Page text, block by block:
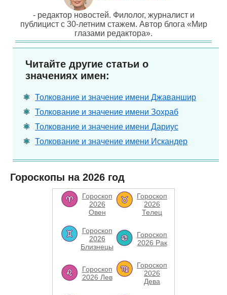
- редактор новостей. Филолог, журналист и
публицист с 30-летним стажем. Автор блога «Мир
глазами редактора».
Читайте другие статьи о
значениях имен:
Толкование и значение имени Джаваншир
Толкование и значение имени Зохраб
Толкование и значение имени Дариус
Толкование и значение имени Искандер
Гороскопы на 2026 год
Гороскоп
2026
Овен
Гороскоп
2026
Телец
Гороскоп
2026
Близнецы
Гороскоп
2026 Рак
Гороскоп
2026 Лев
Гороскоп
2026
Дева